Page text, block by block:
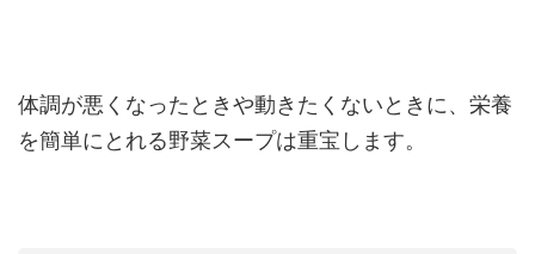
体調が悪くなったときや動きたくないときに、栄養
を簡単にとれる野菜スープは重宝します。